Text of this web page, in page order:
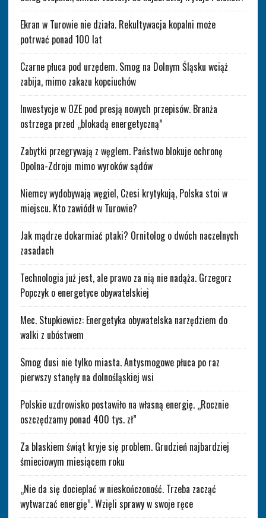
Ekran w Turowie nie działa. Rekultywacja kopalni może
potrwać ponad 100 lat
Czarne płuca pod urzędem. Smog na Dolnym Śląsku wciąż
zabija, mimo zakazu kopciuchów
Inwestycje w OZE pod presją nowych przepisów. Branża
ostrzega przed „blokadą energetyczną”
Zabytki przegrywają z węglem. Państwo blokuje ochronę
Opolna-Zdroju mimo wyroków sądów
Niemcy wydobywają węgiel, Czesi krytykują, Polska stoi w
miejscu. Kto zawiódł w Turowie?
Jak mądrze dokarmiać ptaki? Ornitolog o dwóch naczelnych
zasadach
Technologia już jest, ale prawo za nią nie nadąża. Grzegorz
Popczyk o energetyce obywatelskiej
Mec. Stupkiewicz: Energetyka obywatelska narzędziem do
walki z ubóstwem
Smog dusi nie tylko miasta. Antysmogowe płuca po raz
pierwszy stanęły na dolnośląskiej wsi
Polskie uzdrowisko postawiło na własną energię. „Rocznie
oszczędzamy ponad 400 tys. zł”
Za blaskiem świąt kryje się problem. Grudzień najbardziej
śmieciowym miesiącem roku
„Nie da się docieplać w nieskończoność. Trzeba zacząć
wytwarzać energię”. Wzięli sprawy w swoje ręce